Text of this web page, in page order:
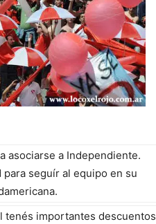
asociarse a Independiente.
seguír al equipo en su
tenés importantes descuentos